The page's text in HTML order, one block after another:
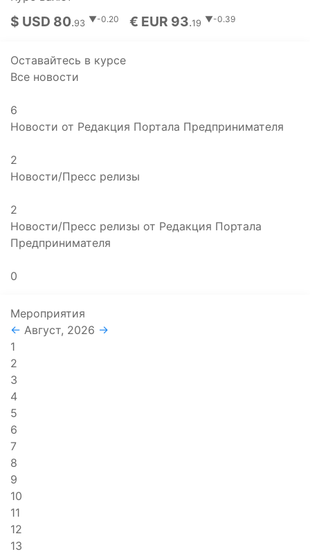
$ USD 80.93 ▼-0.20 € EUR 93.19 ▼-0.39
Оставайтесь в курсе
Все новости
6
Новости от Редакция Портала Предпринимателя
2
Новости/Пресс релизы
2
Новости/Пресс релизы от Редакция Портала
Предпринимателя
0
Мероприятия
← Август, 2026 →
1
2
3
4
5
6
7
8
9
10
11
12
13